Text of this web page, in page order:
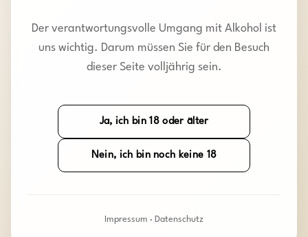
Der verantwortungsvolle Umgang mit Alkohol ist
uns wichtig. Darum müssen Sie für den Besuch
dieser Seite volljährig sein.
Ja, ich bin 18 oder älter
Nein, ich bin noch keine 18
Impressum · Datenschutz